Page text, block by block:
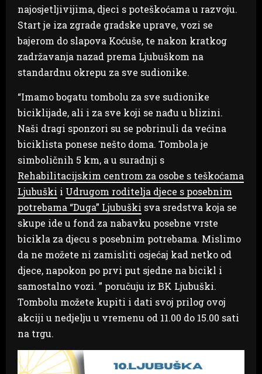
najosjetljivijima, djeci s poteškoćama u razvoju.
Start je iza zgrade gradske uprave, vozi se
bajerom do slapova Koćuše, te nakon kratkog
zadržavanja nazad prema Ljubuškom na
standardnu okrepu za sve sudionike.
“Imamo bogatu tombolu za sve sudionike
biciklijade, ali i za sve koji se nađu u blizini.
Naši dragi sponzori su se pobrinuli da većina
biciklista ponese nešto doma. Tombola je
simboličnih 5 km, a u suradnji s
Rehabilitacijskim centrom za osobe s teškoćama
Ljubuški i Udrugom roditelja djece s posebnim
potrebama “Duga” Ljubuški sva sredstva koja se
skupe ide u fond za nabavku posebne vrste
bicikla za djecu s posebnim potrebama. Mislimo
da ne možete ni zamisliti osjećaj kad netko od
djece, napokon po prvi put sjedne na bicikl i
samostalno vozi. ” poručuju iz BK Ljubuški.
Tombolu možete kupiti i dati svoj prilog ovoj
akciji u nedjelju u vremenu od 11.00 do 15.00 sati
na trgu.